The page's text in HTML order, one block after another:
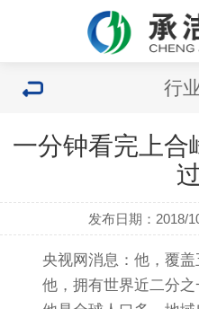
行
一分钟看完上合
发布日期：2018/
央视网消息：他，覆盖
他，拥有世界近二分之